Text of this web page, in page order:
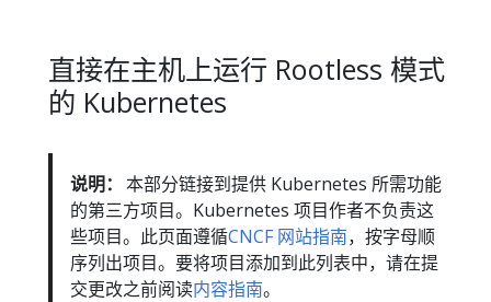
直接在主机上运行 Rootless 模式
的 Kubernetes
说明： 本部分链接到提供 Kubernetes 所需功能
的第三方项目。Kubernetes 项目作者不负责这
些项目。此页面遵循CNCF 网站指南，按字母顺
序列出项目。要将项目添加到此列表中，请在提
交更改之前阅读内容指南。